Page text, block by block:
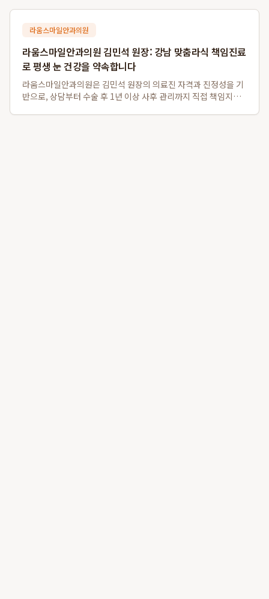
을 각자의 계정에 별도로 저장...
라움스마일안과의원
라움스마일안과의원 김민석 원장: 강남 맞춤라식 책임진료
로 평생 눈 건강을 약속합니다
라움스마일안과의원은 김민석 원장의 의료진 자격과 진정성을 기
반으로, 상담부터 수술 후 1년 이상 사후 관리까지 직접 책임지는